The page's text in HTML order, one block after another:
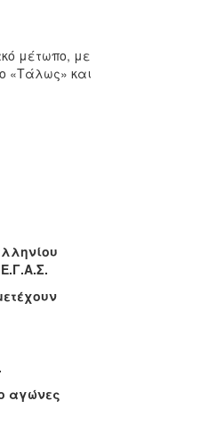
μέτωπο, με
«Τάλως» και
αγώνες